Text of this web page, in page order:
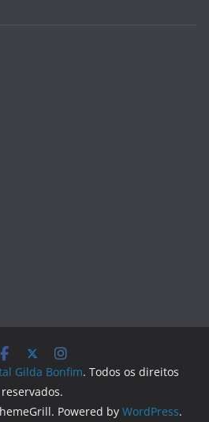
Gilda Bonfim. Todos os direitos
reservados.
Powered by WordPress.